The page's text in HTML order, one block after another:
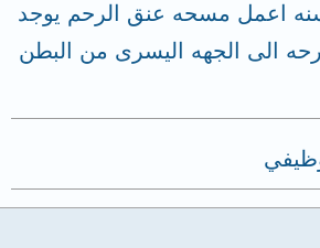
اعمل مسحه عنق الرحم يوجد
الى الجهه اليسرى من البطن